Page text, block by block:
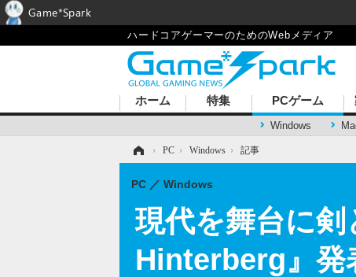
ハードコアゲーマーのためのWebメディア
ホーム 特集 PCゲーム
Windows
› PC › Windows › 記事
現代を舞台に
Hinterberg』発
PC Windows
Game*Spark